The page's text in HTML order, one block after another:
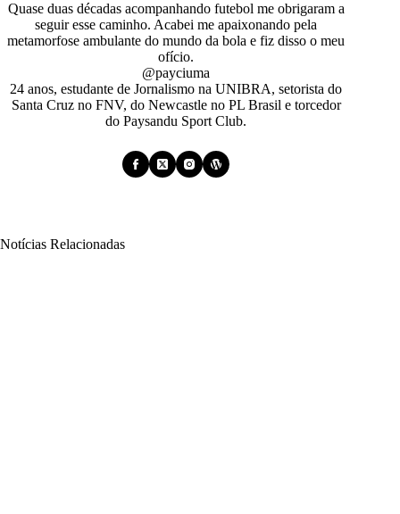
Quase duas décadas acompanhando futebol me obrigaram a
seguir esse caminho. Acabei me apaixonando pela
metamorfose ambulante do mundo da bola e fiz disso o meu
ofício.
@payciuma
24 anos, estudante de Jornalismo na UNIBRA, setorista do
Santa Cruz no FNV, do Newcastle no PL Brasil e torcedor
do Paysandu Sport Club.
Notícias Relacionadas